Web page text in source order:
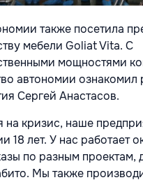
также посетила
мебели Goliat Vita. С
мощностями
автономии ознакомил
Сергей Анастасов.
на кризис, наше
18 лет. У нас работает
по разным проектам,
Мы также